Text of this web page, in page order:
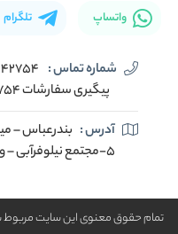
واتساپ تلگرام
شماره تماس :
پیگیری سفارشات 09179442754
آدرس : بندرعباس –
5-مجتمع نیلوفرآبی – واحد17
تمام حقوق معنوی این سایت مربوط